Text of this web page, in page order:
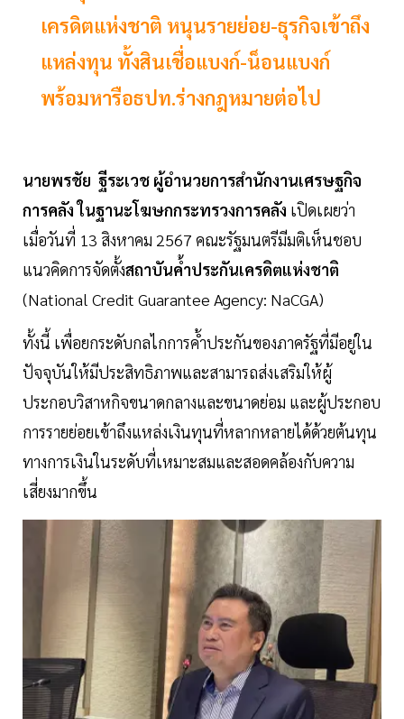
เครดิตแห่งชาติ หนุนรายย่อย-ธุรกิจเข้าถึง
แหล่งทุน ทั้งสินเชื่อแบงก์-น็อนแบงก์
พร้อมหารือธปท.ร่างกฎหมายต่อไป
นายพรชัย ฐีระเวช ผู้อำนวยการสำนักงานเศรษฐกิจ
การคลัง ในฐานะโฆษกกระทรวงการคลัง เปิดเผยว่า
เมื่อวันที่ 13 สิงหาคม 2567 คณะรัฐมนตรีมีมติเห็นชอบ
แนวคิดการจัดตั้งสถาบันค้ำประกันเครดิตแห่งชาติ
(National Credit Guarantee Agency: NaCGA)
ทั้งนี้ เพื่อยกระดับกลไกการค้ำประกันของภาครัฐที่มีอยู่ใน
ปัจจุบันให้มีประสิทธิภาพและสามารถส่งเสริมให้ผู้
ประกอบวิสาหกิจขนาดกลางและขนาดย่อม และผู้ประกอบ
การรายย่อยเข้าถึงแหล่งเงินทุนที่หลากหลายได้ด้วยต้นทุน
ทางการเงินในระดับที่เหมาะสมและสอดคล้องกับความ
เสี่ยงมากขึ้น